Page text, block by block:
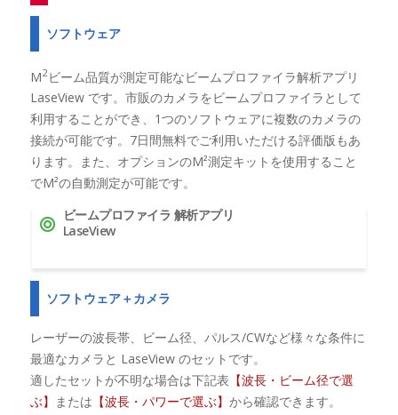
ソフトウェア
M2ビーム品質が測定可能なビームプロファイラ解析アプリ
LaseView です。市販のカメラをビームプロファイラとして
利用することができ、1つのソフトウェアに複数のカメラの
接続が可能です。7日間無料でご利用いただける評価版もあ
ります。また、オプションのM²測定キットを使用すること
でM²の自動測定が可能です。
ビームプロファイラ 解析アプリ
LaseView
ソフトウェア＋カメラ
レーザーの波長帯、ビーム径、パルス/CWなど様々な条件に
最適なカメラと LaseView のセットです。
適したセットが不明な場合は下記表 【波長・ビーム径で選
ぶ】 または 【波長・パワーで選ぶ】 から確認できます。